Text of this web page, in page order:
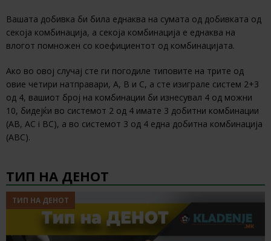
Вашата добивка би била еднаква на сумата од добивката од
секоја комбинација, а секоја комбинација е еднаква на
влогот помножен со коефициентот од комбинацијата.
Ако во овој случај сте ги погодиле типовите на трите од
овие четири натправари, А, В и С, а сте изиграле систем 2+3
од 4, вашиот број на комбинации би изнесувал 4 од можни
10, бидејќи во системот 2 од 4 имате 3 добитни комбинации
(AB, AC i BC), а во системот 3 од 4 една добитна комбинација
(АВС).
ТИП НА ДЕНОТ
ТИП НА ДЕНОТ